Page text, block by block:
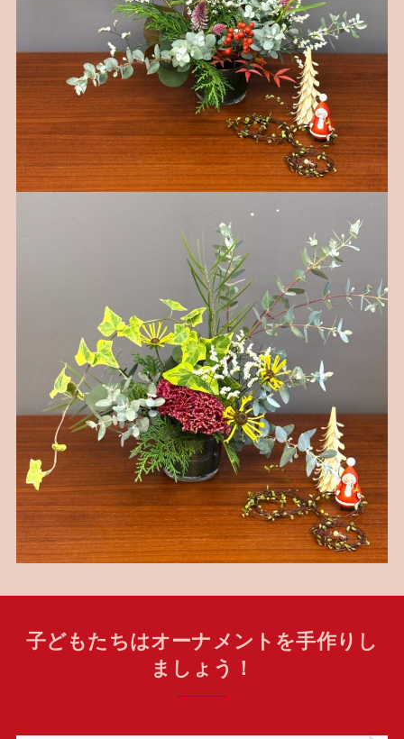
子どもたちはオーナメントを手作りし
ましょう！